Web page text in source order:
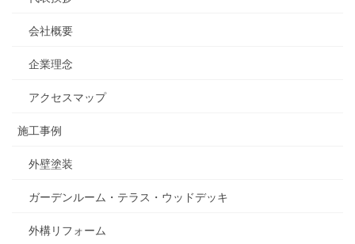
会社概要
企業理念
アクセスマップ
施工事例
外壁塗装
ガーデンルーム・テラス・ウッドデッキ
外構リフォーム